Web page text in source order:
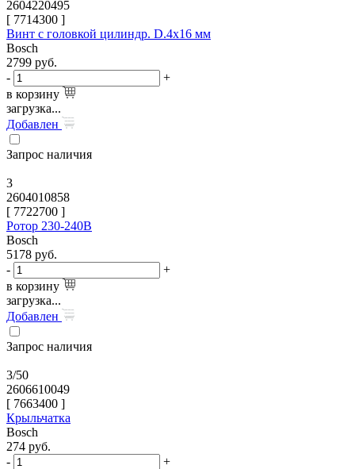
2604220495
[ 7714300 ]
Винт с головкой цилиндр. D.4x16 мм
Bosch
2799 руб.
-
+
в корзину
загрузка...
Добавлен
Запрос наличия
3
2604010858
[ 7722700 ]
Ротор 230-240В
Bosch
5178 руб.
-
+
в корзину
загрузка...
Добавлен
Запрос наличия
3/50
2606610049
[ 7663400 ]
Крыльчатка
Bosch
274 руб.
-
+